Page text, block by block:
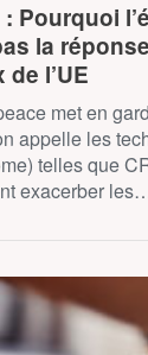
Pourquoi
la
l’UE
met en
appelle les
telles que
exacerber